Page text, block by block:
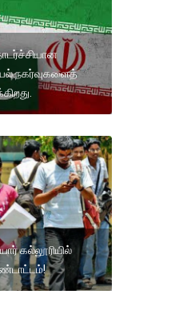
நகர்வுகளைத்
கல்லூரியில்